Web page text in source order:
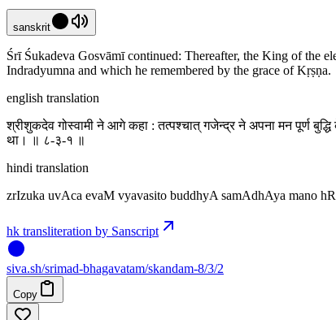
sanskrit
Śrī Śukadeva Gosvāmī continued: Thereafter, the King of the
Indradyumna and which he remembered by the grace of
english translation
श्रीशुकदेव गोस्वामी ने आगे कहा : तत्पश्चात् गजेन्द्र ने अपना मन पूर्ण
था। ॥ ८-३-१ ॥
hindi translation
zrIzuka uvAca evaM vyavasito buddhyA samAdhAya mano
hk transliteration by Sanscript
siva.sh/srimad-bhagavatam/skandam-8/3/2
Copy